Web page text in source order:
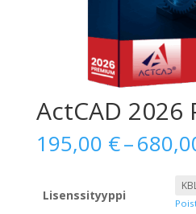
ActCAD 2026
195,00 €–
Lisenssityyppi